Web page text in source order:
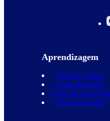
Aprendizagem
Nossos Cursos
Curso de Inglês
Curso de Espanhol
Nossas Escolas